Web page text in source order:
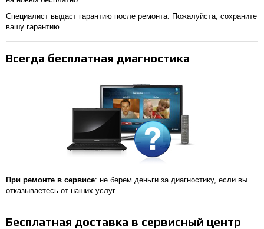
Специалист выдаст гарантию после ремонта. Пожалуйста, сохраните
вашу гарантию.
Всегда бесплатная диагностика
При ремонте в сервисе: не берем деньги за диагностику, если вы
отказываетесь от наших услуг.
Бесплатная доставка в сервисный центр